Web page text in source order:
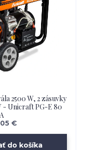
2500 W, 2 zásuvky
- Unicraft PG-E 80
€
do košíka